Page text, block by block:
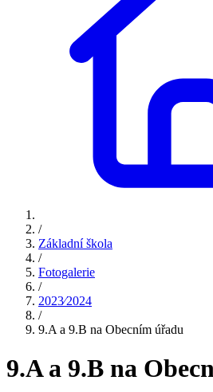
/
Základní škola
/
Fotogalerie
/
2023⁄2024
/
9.A a 9.B na Obecním úřadu
9.A a 9.B na